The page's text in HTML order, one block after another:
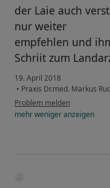
der Laie auch
nur weiter
empfehlen und
Schriit zum
19. April 2018
• Praxis Dr.med. Markus
Problem melden
mehrwenigeranzeigen